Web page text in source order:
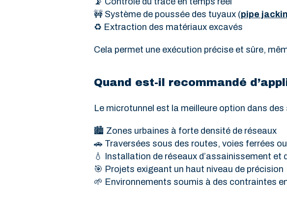
🚧 Système de poussée des tuyaux (pipe
♻️ Extraction des matériaux excavés
Cela permet une exécution précise et sûre,
Quand est-il recommandé
Le microtunnel est la meilleure option dans
🏙️ Zones urbaines à forte densité de réseaux
🚗 Traversées sous des routes, voies ferrées
💧 Installation de réseaux d’assainissement et
🎯 Projets exigeant un haut niveau de précision
🌱 Environnements soumis à des contraintes